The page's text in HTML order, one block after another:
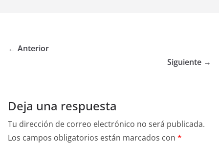
← Anterior
Siguiente →
Deja una respuesta
Tu dirección de correo electrónico no será publicada.
Los campos obligatorios están marcados con *